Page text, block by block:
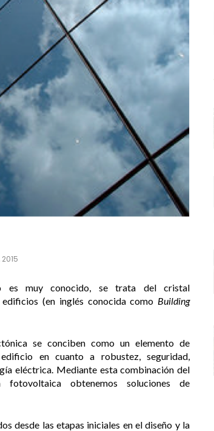
Home Office
es muy conocido, se trata del cristal
(en inglés conocida como Building
se conciben como un elemento de
en cuanto a robustez, seguridad,
eléctrica. Mediante esta combinación del
obtenemos soluciones de
desde las etapas iniciales en el diseño y la